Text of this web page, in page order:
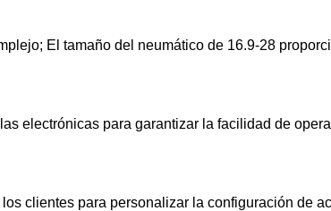
El tamaño del neumático de 16.9-28
electrónicas para garantizar la facilidad de
clientes para personalizar la configuración de